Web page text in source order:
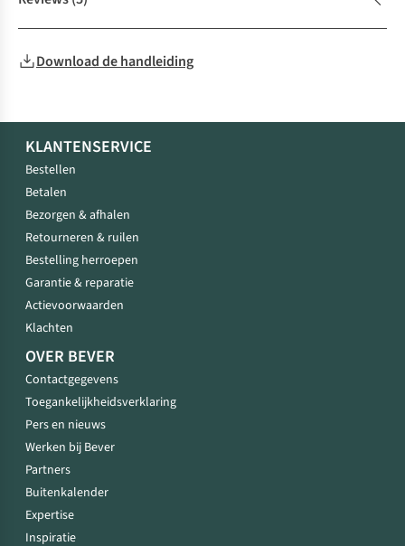
Download de handleiding
KLANTENSERVICE
Bestellen
Betalen
Bezorgen & afhalen
Retourneren & ruilen
Bestelling herroepen
Garantie & reparatie
Actievoorwaarden
Klachten
OVER BEVER
Contactgegevens
Toegankelijkheidsverklaring
Pers en nieuws
Werken bij Bever
Partners
Buitenkalender
Expertise
Inspiratie